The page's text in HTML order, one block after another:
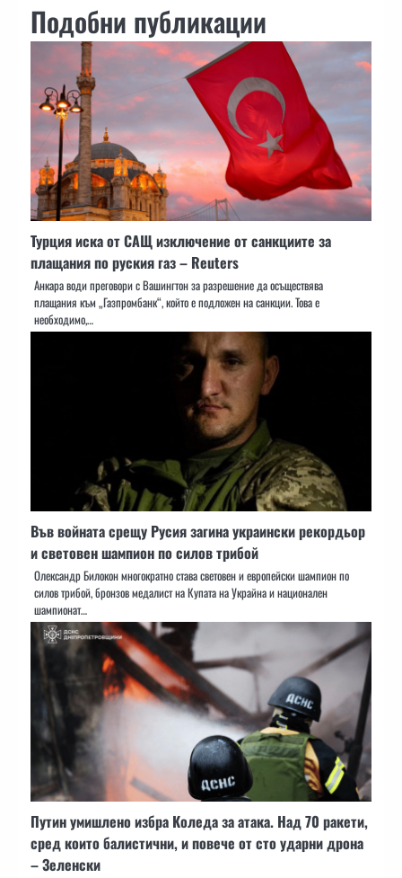
Подобни публикации
Турция иска от САЩ изключение от санкциите за
плащания по руския газ – Reuters
Анкара води преговори с Вашингтон за разрешение да осъществява
плащания към „Газпромбанк“, който е подложен на санкции. Това е
необходимо,…
Във войната срещу Русия загина украински рекордьор
и световен шампион по силов трибой
Олександр Билокон многократно става световен и европейски шампион по
силов трибой, бронзов медалист на Купата на Украйна и национален
шампионат…
Путин умишлено избра Коледа за атака. Над 70 ракети,
сред които балистични, и повече от сто ударни дрона
– Зеленски